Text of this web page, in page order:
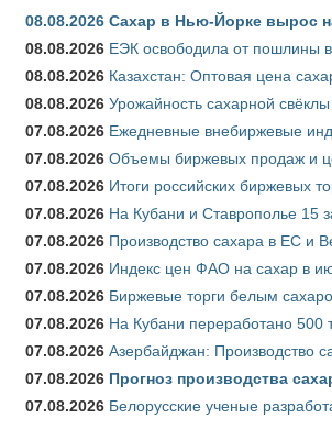
08.08.2026 Сахар в Нью-Йорке вырос
08.08.2026 ЕЭК освободила от пошлины
08.08.2026 Казахстан: Оптовая цена
08.08.2026 Урожайность сахарной
07.08.2026 Ежедневные внебиржевые
07.08.2026 Объемы биржевых продаж и
07.08.2026 Итоги российских биржевых
07.08.2026 На Кубани и Ставрополье 15
07.08.2026 Производство сахара в ЕС и
07.08.2026 Индекс цен ФАО на сахар в
07.08.2026 Биржевые торги белым
07.08.2026 На Кубани переработано 500
07.08.2026 Азербайджан: Производство
07.08.2026 Прогноз производства
07.08.2026 Белорусские ученые